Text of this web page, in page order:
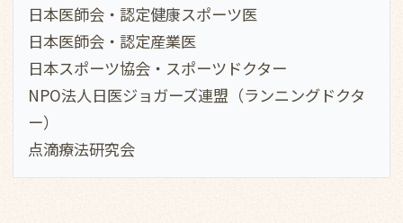
日本医師会・認定健康スポーツ医
日本医師会・認定産業医
日本スポーツ協会・スポーツドクター
NPO法人日医ジョガーズ連盟（ランニングドクタ
ー）
点滴療法研究会